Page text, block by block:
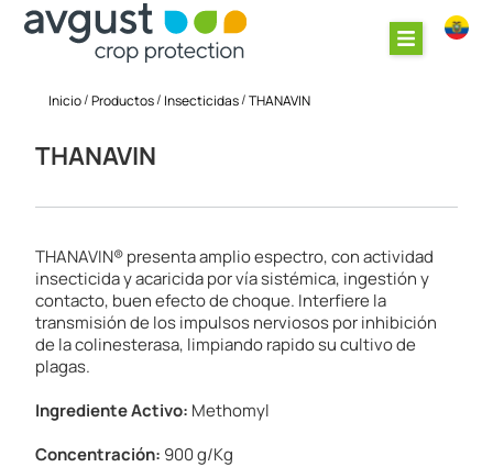
Inicio/Productos/ Insecticidas/THANAVIN
THANAVIN
THANAVIN® presenta amplio espectro, con actividad
insecticida y acaricida por vía sistémica, ingestión y
contacto, buen efecto de choque. Interfiere la
transmisión de los impulsos nerviosos por inhibición
de la colinesterasa, limpiando rapido su cultivo de
plagas.
Ingrediente Activo: Methomyl
Concentración: 900 g/Kg